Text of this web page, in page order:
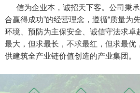
信为企业本，诚招天下客。公司秉承
合赢得成功”的经营理念，遵循“质量为
环境、预防为主保安全、诚信守法求卓
最大，但求最长，不求最红，但求最优
供建筑全产业链价值创造的产业集团。